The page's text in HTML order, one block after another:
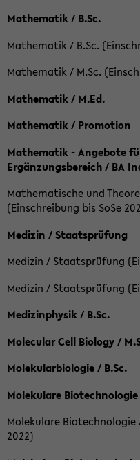
Mathematik / B.Sc.
Mathematik / B.Sc.
Mathematik / M.Sc.
Mathematik / M.Ed.
Mathematik / Promotion
Mathematik - Angebote
Ergänzungsbereich / BA
Mathematische und
(Einschreibung bis SoSe
Medizin / Staatsprüfung
Medizin / Staatsprüfung
Medizin / Staatsprüfung
Medizinphysik / B.Sc.
Molecular Cell Biology /
Molekularbiologie / B.Sc.
Molekulare Biotechnologie
Molekulare Biotechnologie
2022)